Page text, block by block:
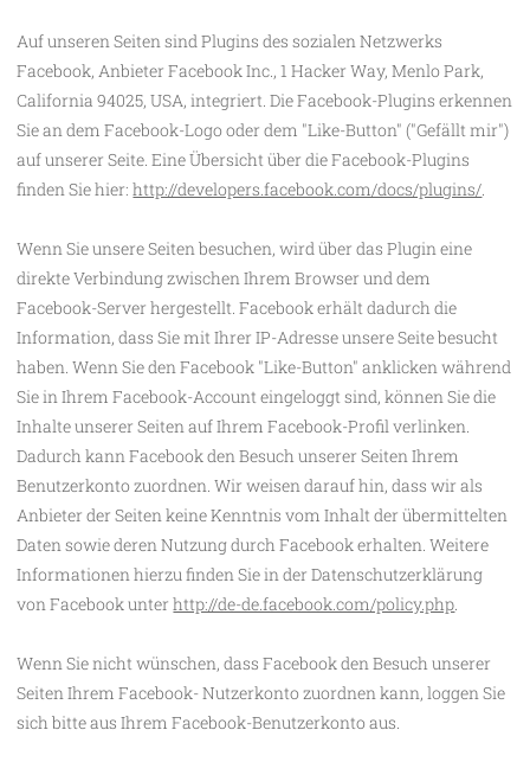
Auf unseren Seiten sind Plugins des sozialen Netzwerks
Facebook, Anbieter Facebook Inc., 1 Hacker Way, Menlo Park,
California 94025, USA, integriert. Die Facebook-Plugins erkennen
Sie an dem Facebook-Logo oder dem "Like-Button" ("Gefällt mir")
auf unserer Seite. Eine Übersicht über die Facebook-Plugins
finden Sie hier:http://developers.facebook.com/docs/plugins/.
Wenn Sie unsere Seiten besuchen, wird über das Plugin eine
direkte Verbindung zwischen Ihrem Browser und dem
Facebook-Server hergestellt. Facebook erhält dadurch die
Information, dass Sie mit Ihrer IP-Adresse unsere Seite besucht
haben. Wenn Sie den Facebook "Like-Button" anklicken während
Sie in Ihrem Facebook-Account eingeloggt sind, können Sie die
Inhalte unserer Seiten auf Ihrem Facebook-Profil verlinken.
Dadurch kann Facebook den Besuch unserer Seiten Ihrem
Benutzerkonto zuordnen. Wir weisen darauf hin, dass wir als
Anbieter der Seiten keine Kenntnis vom Inhalt der übermittelten
Daten sowie deren Nutzung durch Facebook erhalten. Weitere
Informationen hierzu finden Sie in der Datenschutzerklärung
von Facebook unterhttp://de-de.facebook.com/policy.php.
Wenn Sie nicht wünschen, dass Facebook den Besuch unserer
Seiten Ihrem Facebook- Nutzerkonto zuordnen kann, loggen Sie
sich bitte aus Ihrem Facebook-Benutzerkonto aus.